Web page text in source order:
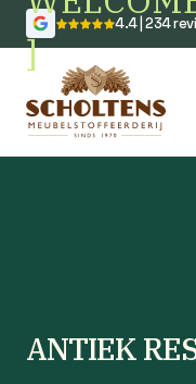
]
4.4 | 234
ANTIEK